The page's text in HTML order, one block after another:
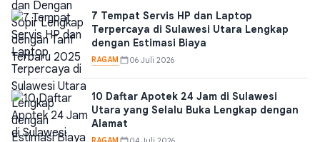
7 Tempat Servis HP dan Laptop
Terpercaya di Sulawesi Utara Lengkap
dengan Estimasi Biaya
RAGAM 06 Juli 2026
10 Daftar Apotek 24 Jam di Sulawesi
Utara yang Selalu Buka Lengkap dengan
Alamat